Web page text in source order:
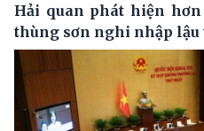
Hải quan phát hiện hơn
thùng sơn nghi nhập lậu